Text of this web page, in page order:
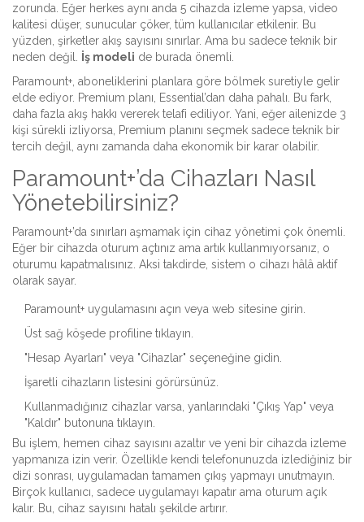
zorunda. Eğer herkes aynı anda 5 cihazda izleme yapsa, video
kalitesi düşer, sunucular çöker, tüm kullanıcılar etkilenir. Bu
yüzden, şirketler akış sayısını sınırlar. Ama bu sadece teknik bir
neden değil. İş modeli de burada önemli.
Paramount+, aboneliklerini planlara göre bölmek suretiyle gelir
elde ediyor. Premium planı, Essential’dan daha pahalı. Bu fark,
daha fazla akış hakkı vererek telafi ediliyor. Yani, eğer ailenizde 3
kişi sürekli izliyorsa, Premium planını seçmek sadece teknik bir
tercih değil, aynı zamanda daha ekonomik bir karar olabilir.
Paramount+’da Cihazları Nasıl
Yönetebilirsiniz?
Paramount+’da sınırları aşmamak için cihaz yönetimi çok önemli.
Eğer bir cihazda oturum açtınız ama artık kullanmıyorsanız, o
oturumu kapatmalısınız. Aksi takdirde, sistem o cihazı hâlâ aktif
olarak sayar.
Paramount+ uygulamasını açın veya web sitesine girin.
Üst sağ köşede profiline tıklayın.
"Hesap Ayarları" veya "Cihazlar" seçeneğine gidin.
İşaretli cihazların listesini görürsünüz.
Kullanmadığınız cihazlar varsa, yanlarındaki "Çıkış Yap" veya
"Kaldır" butonuna tıklayın.
Bu işlem, hemen cihaz sayısını azaltır ve yeni bir cihazda izleme
yapmanıza izin verir. Özellikle kendi telefonunuzda izlediğiniz bir
dizi sonrası, uygulamadan tamamen çıkış yapmayı unutmayın.
Birçok kullanıcı, sadece uygulamayı kapatır ama oturum açık
kalır. Bu, cihaz sayısını hatalı şekilde artırır.